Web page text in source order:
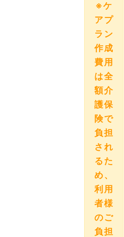
※ケ
アプ
ラン
作成
費用
は全
額介
護保
険で
負担
され
るた
め、
利用
者様
のご
負担